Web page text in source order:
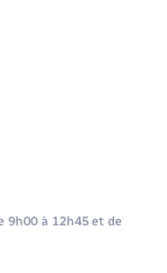
9h00 à 12h45 et de